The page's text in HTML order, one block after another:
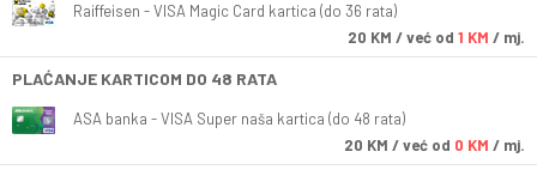
Raiffeisen - VISA Magic Card kartica (do 36 rata)
20 KM / već od 1 KM / mj.
PLAĆANJE KARTICOM DO 48 RATA
ASA banka - VISA Super naša kartica (do 48 rata)
20 KM / već od 0 KM / mj.